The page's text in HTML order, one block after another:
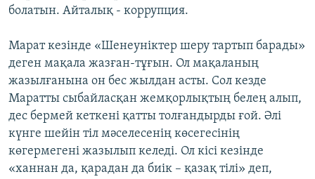
болатын. Айталық - коррупция.
Марат кезінде «Шенеуніктер шеру тартып барады»
деген мақала жазған-тұғын. Ол мақаланың
жазылғанына он бес жылдан асты. Сол кезде
Маратты сыбайласқан жемқорлықтың белең алып,
дес бермей кеткені қатты толғандырды ғой. Әлі
күнге шейін тіл мәселесенің көсегесінің
көгермегені жазылып келеді. Ол кісі кезінде
«ханнан да, қарадан да биік – қазақ тілі» деп,